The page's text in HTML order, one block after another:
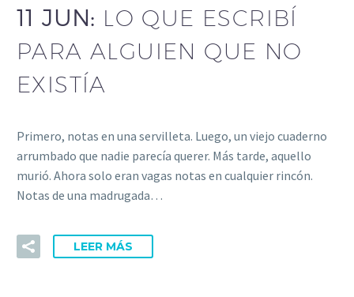
11 JUN: LO QUE ESCRIBÍ
PARA ALGUIEN QUE NO
EXISTÍA
Primero, notas en una servilleta. Luego, un viejo cuaderno
arrumbado que nadie parecía querer. Más tarde, aquello
murió. Ahora solo eran vagas notas en cualquier rincón.
Notas de una madrugada…
LEER MÁS